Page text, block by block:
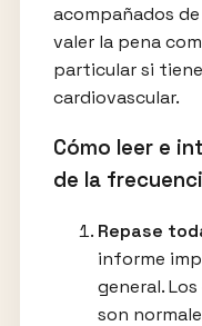
acompañados
valer la pena
particular si
cardiovascular.
Cómo leer e
de la
Repase
informe
general.
son